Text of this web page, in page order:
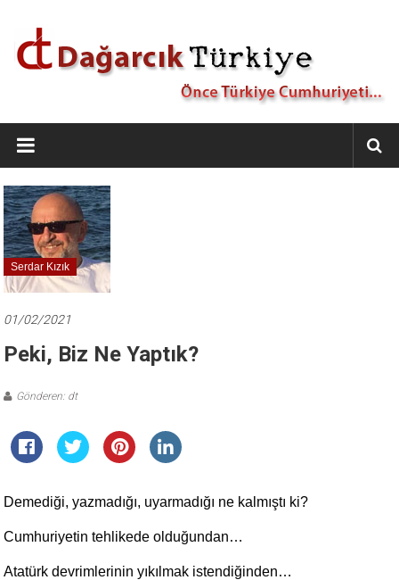
Dağarcık
Türkiye
Önce
Türkiye
Cumhuriyeti…
Serdar Kızık
01/02/2021
Peki, Biz Ne Yaptık?
Gönderen: dt
Demediği, yazmadığı, uyarmadığı ne kalmıştı ki?
Cumhuriyetin tehlikede olduğundan…
Atatürk devrimlerinin yıkılmak istendiğinden…